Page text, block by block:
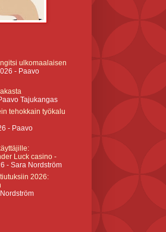
ulkomaalaisen
- Paavo
Tajukangas
tehokkain työkalu
- Paavo
Luck casino -
- Sara Nordström
2026: